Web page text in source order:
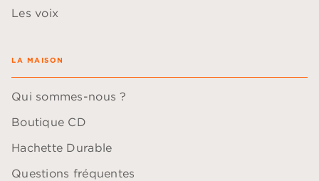
Les voix
LA MAISON
Qui sommes-nous ?
Boutique CD
Hachette Durable
Questions fréquentes